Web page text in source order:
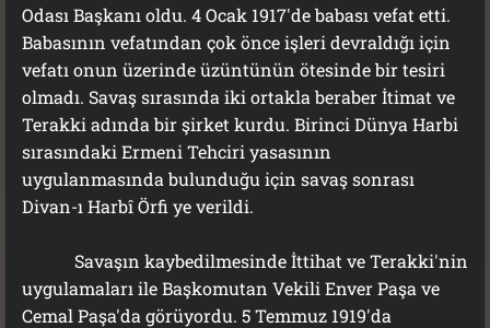
Odası Başkanı oldu. 4 Ocak 1917'de babası vefat etti.
Babasının vefatından çok önce işleri devraldığı için
vefatı onun üzerinde üzüntünün ötesinde bir tesiri
olmadı. Savaş sırasında iki ortakla beraber İtimat ve
Terakki adında bir şirket kurdu. Birinci Dünya Harbi
sırasındaki Ermeni Tehciri yasasının
uygulanmasında bulunduğu için savaş sonrası
Divan-ı Harbî Örfi ye verildi.
Savaşın kaybedilmesinde İttihat ve Terakki'nin
uygulamaları ile Başkomutan Vekili Enver Paşa ve
Cemal Paşa'da görüyordu. 5 Temmuz 1919'da